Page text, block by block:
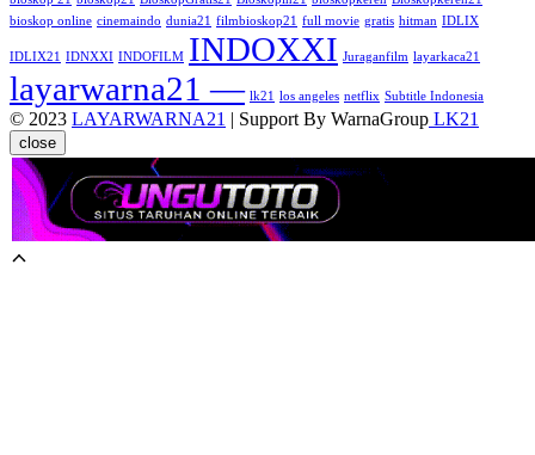
bioskop online cinemaindo dunia21 filmbioskop21 full movie gratis hitman IDLIX
IDLIX21 IDNXXI INDOFILM INDOXXI Juraganfilm layarkaca21
layarwarna21 — lk21 los angeles netflix Subtitle Indonesia
© 2023 LAYARWARNA21 | Support By WarnaGroup LK21
close